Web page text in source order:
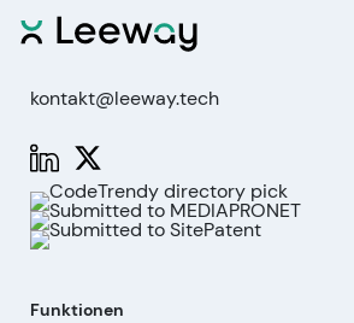
kontakt@leeway.tech
Funktionen